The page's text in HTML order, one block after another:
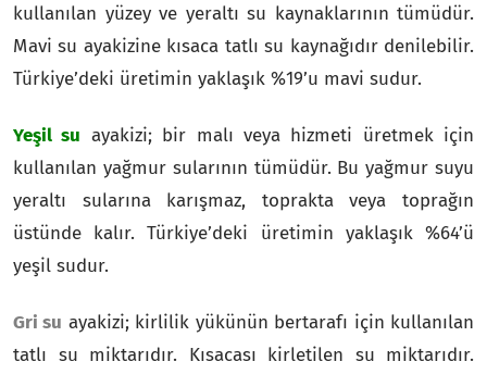
kullanılan yüzey ve yeraltı su kaynaklarının tümüdür.
Mavi su ayakizine kısaca tatlı su kaynağıdır denilebilir.
Türkiye’deki üretimin yaklaşık %19’u mavi sudur.
Yeşil su ayakizi; bir malı veya hizmeti üretmek için
kullanılan yağmur sularının tümüdür. Bu yağmur suyu
yeraltı sularına karışmaz, toprakta veya toprağın
üstünde kalır. Türkiye’deki üretimin yaklaşık %64’ü
yeşil sudur.
Gri su ayakizi; kirlilik yükünün bertarafı için kullanılan
tatlı su miktarıdır. Kısacası kirletilen su miktarıdır.